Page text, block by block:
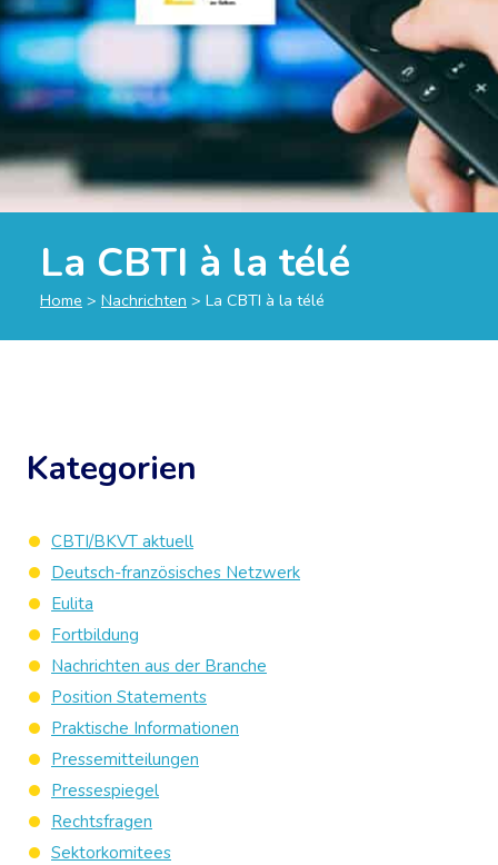
La CBTI à la télé
Home > Nachrichten > La CBTI à la télé
Kategorien
CBTI/BKVT aktuell
Deutsch-französisches Netzwerk
Eulita
Fortbildung
Nachrichten aus der Branche
Position Statements
Praktische Informationen
Pressemitteilungen
Pressespiegel
Rechtsfragen
Sektorkomitees